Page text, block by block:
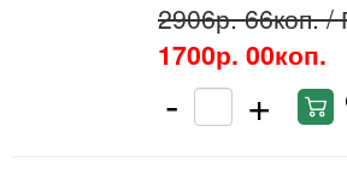
2906р. 66коп./
1700р. 00коп.
- +